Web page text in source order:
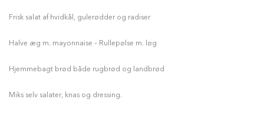
Frisk salat af hvidkål, gulerødder og radiser
Halve æg m. mayonnaise – Rullepølse m. løg
Hjemmebagt brød både rugbrød og landbrød
Miks selv salater, knas og dressing.